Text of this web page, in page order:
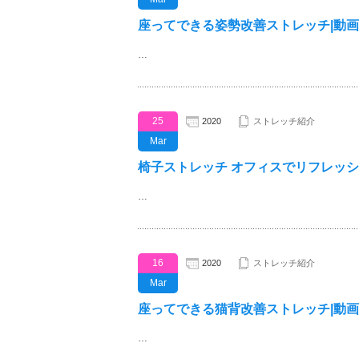
座ってできる姿勢改善ストレッチ|動画
…
25
Mar
2020 ストレッチ紹介
椅子ストレッチ オフィスでリフレッ
…
16
Mar
2020 ストレッチ紹介
座ってできる猫背改善ストレッチ|動画
…